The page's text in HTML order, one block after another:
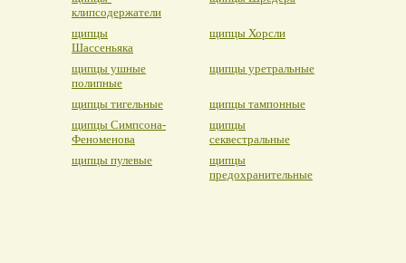
клипсодержатели
щипцы
Шассеньяка
щипцы Хорсли
щипцы ушные
полипные
щипцы уретральные
щипцы тигельные
щипцы тампонные
щипцы Симпсона-
Феноменова
щипцы
секвестральные
щипцы пулевые
щипцы
предохранительные